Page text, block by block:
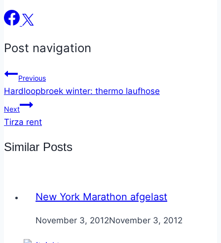
Post navigation
Previous
Hardloopbroek winter: thermo laufhose
Next
Tirza rent
Similar Posts
New York Marathon afgelast
ByNicole
November 3, 2012November 3, 2012